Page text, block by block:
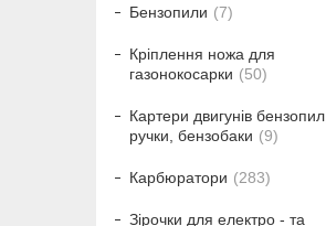
Бензопили 7
Кріплення ножа для
газонокосарки
50
Картери двигунів бензопил,
ручки, бензобаки
9
Карбюратори 283
Зірочки для електро - та